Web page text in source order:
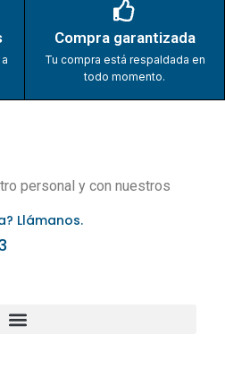
Compra garantizada
Tu compra está respaldada en
todo momento.
personal y con nuestros
Llámanos.